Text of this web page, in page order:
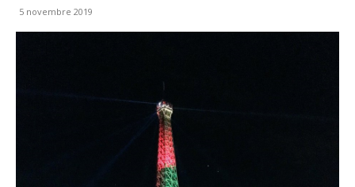
5 novembre 2019